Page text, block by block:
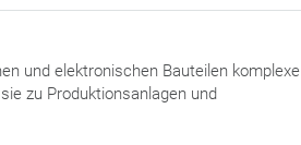
und elektronischen Bauteilen komplexe
zu Produktionsanlagen und